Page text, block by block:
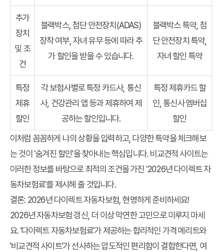
추가
장치
및 조
건
블랙박스, 첨단 안전장치(ADAS)
장착 여부, 자녀 유무 등에 따라 추
가 할인을 받을 수 있습니다.
블랙박스 특약, 첨
단 안전장치 특약,
자녀 할인 특약
특정
제휴
할인
각 보험사별로 특정 카드사, 통신
사, 건강관리 앱 등과 제휴하여 제
공하는 할인입니다.
특정 제휴카드 할
인, 통신사 멤버십
할인
이처럼 꼼꼼하게 나의 상황을 입력하고, 다양한 특약을 체크해보
는 것이 '숨겨진 할인'을 찾아내는 핵심입니다. 비교견적 사이트는
이러한 정보를 바탕으로 최적의 조건을 가진 '2026년 다이렉트 자
동차보험료'를 제시해 줄 것입니다.
결론: 2026년 다이렉트 자동차보험, 현명하게 준비하세요!
2026년 자동차보험 갱신, 더 이상 막연한 고민으로 미루지 마세
요. '다이렉트 자동차보험료'가 제공하는 합리적인 가격 메리트와
'비교견적 사이트'가 선사하는 압도적인 편리함이 결합한다면, 여